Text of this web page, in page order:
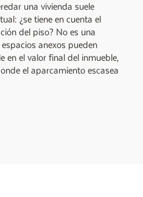
una vivienda suele
¿se tiene en cuenta el
del piso? No es una
anexos pueden
en el valor final del inmueble,
el aparcamiento escasea